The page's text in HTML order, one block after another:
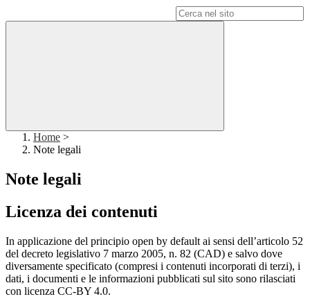
Home >
Note legali
Note legali
Licenza dei contenuti
In applicazione del principio open by default ai sensi dell’articolo 52
del decreto legislativo 7 marzo 2005, n. 82 (CAD) e salvo dove
diversamente specificato (compresi i contenuti incorporati di terzi), i
dati, i documenti e le informazioni pubblicati sul sito sono rilasciati
con licenza CC-BY 4.0.